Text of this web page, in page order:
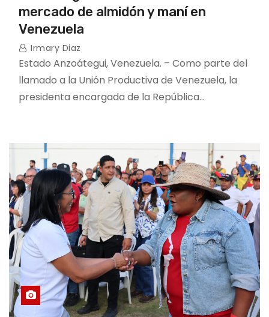
mercado de almidón y maní en
Venezuela
Irmary Diaz
Estado Anzoátegui, Venezuela. – Como parte del
llamado a la Unión Productiva de Venezuela, la
presidenta encargada de la República…